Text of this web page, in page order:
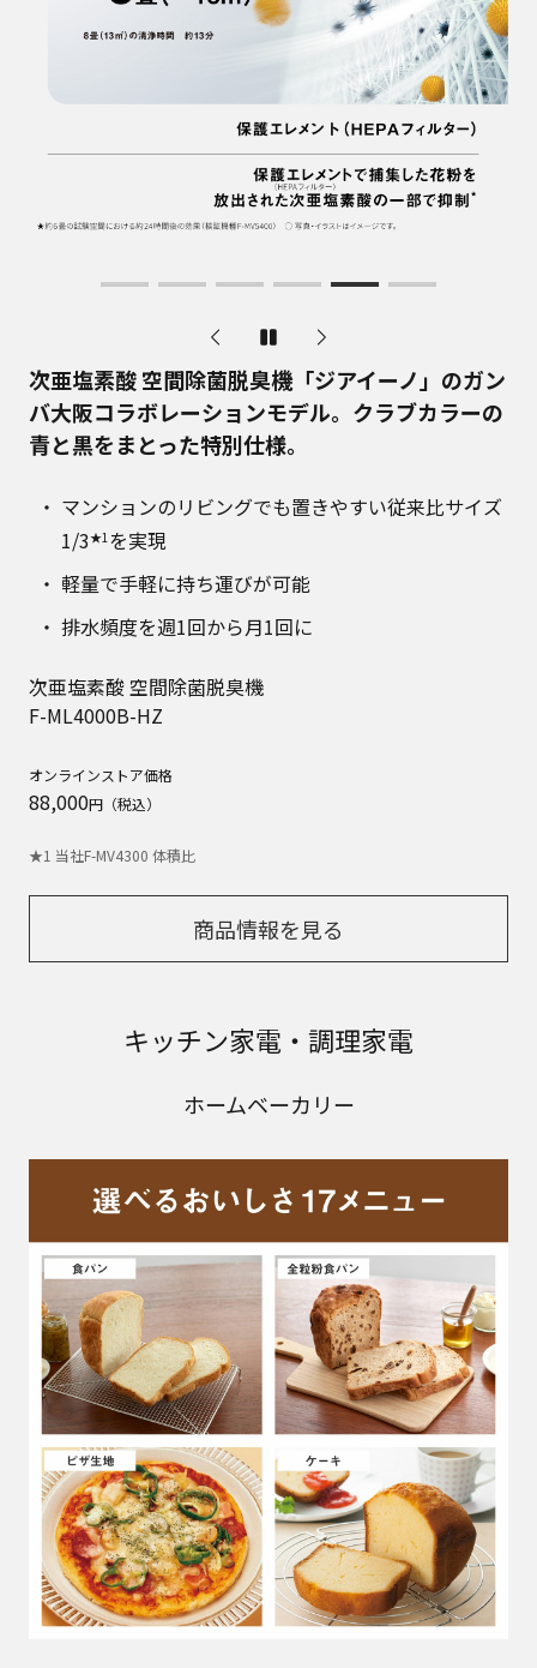
次亜塩素酸 空間除菌脱臭機「ジアイーノ」のガン
バ大阪コラボレーションモデル。クラブカラーの
青と黒をまとった特別仕様。
マンションのリビングでも置きやすい従来比サイズ
1/3★1を実現
軽量で手軽に持ち運びが可能
排水頻度を週1回から月1回に
次亜塩素酸 空間除菌脱臭機
F-ML4000B-HZ
オンラインストア価格
88,000円（税込）
★1 当社F-MV4300 体積比
商品情報を見る
キッチン家電・調理家電
ホームベーカリー